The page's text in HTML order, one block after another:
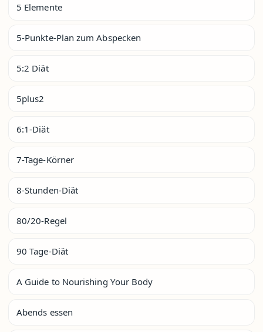
5 Elemente
5-Punkte-Plan zum Abspecken
5:2 Diät
5plus2
6:1-Diät
7-Tage-Körner
8-Stunden-Diät
80/20-Regel
90 Tage-Diät
A Guide to Nourishing Your Body
Abends essen